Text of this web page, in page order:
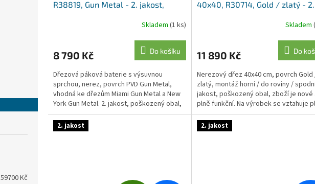
59700Kč
R38819, Gun Metal - 2. jakost,
Skladem (1 ks)
8 790 Kč Do košíku
Dřezová páková baterie s výsuvnou
sprchou, nerez, povrch PVD Gun Metal,
vhodná ke dřezům Miami Gun Metal a New
York Gun Metal. 2. jakost, poškozený obal,
zboží je nové a...
40x40, R30714, Gold / zlatý - 2.
Skladem
11 890 Kč Do
Nerezový dřez 40x40 cm, povrch Gold
zlatý, montáž horní / do roviny /
jakost, poškozený obal, zboží je nové
plně funkční. Na výrobek se vztahuje
2. jakost 2. jakost